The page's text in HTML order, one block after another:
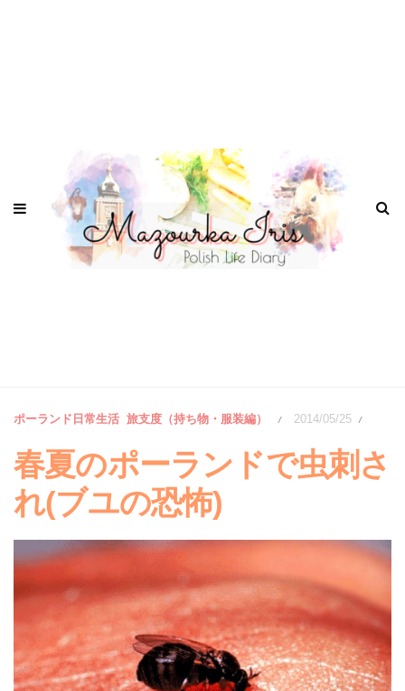
ポーランド日常生活 旅支度（持ち物・服装編） / 2014/05/25 /
春夏のポーランドで虫刺さ
れ(ブユの恐怖)